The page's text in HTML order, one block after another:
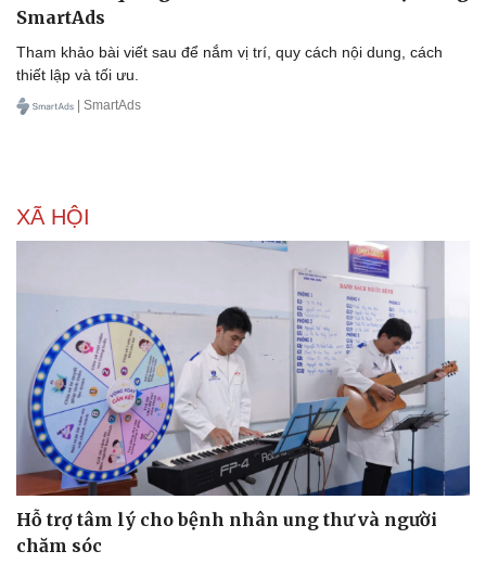
Văn hóa
SmartAds
Tham khảo bài viết sau để nắm vị trí, quy cách nội dung, cách
thiết lập và tối ưu.
| SmartAds
XÃ HỘI
Hỗ trợ tâm lý cho bệnh nhân ung thư và người
chăm sóc